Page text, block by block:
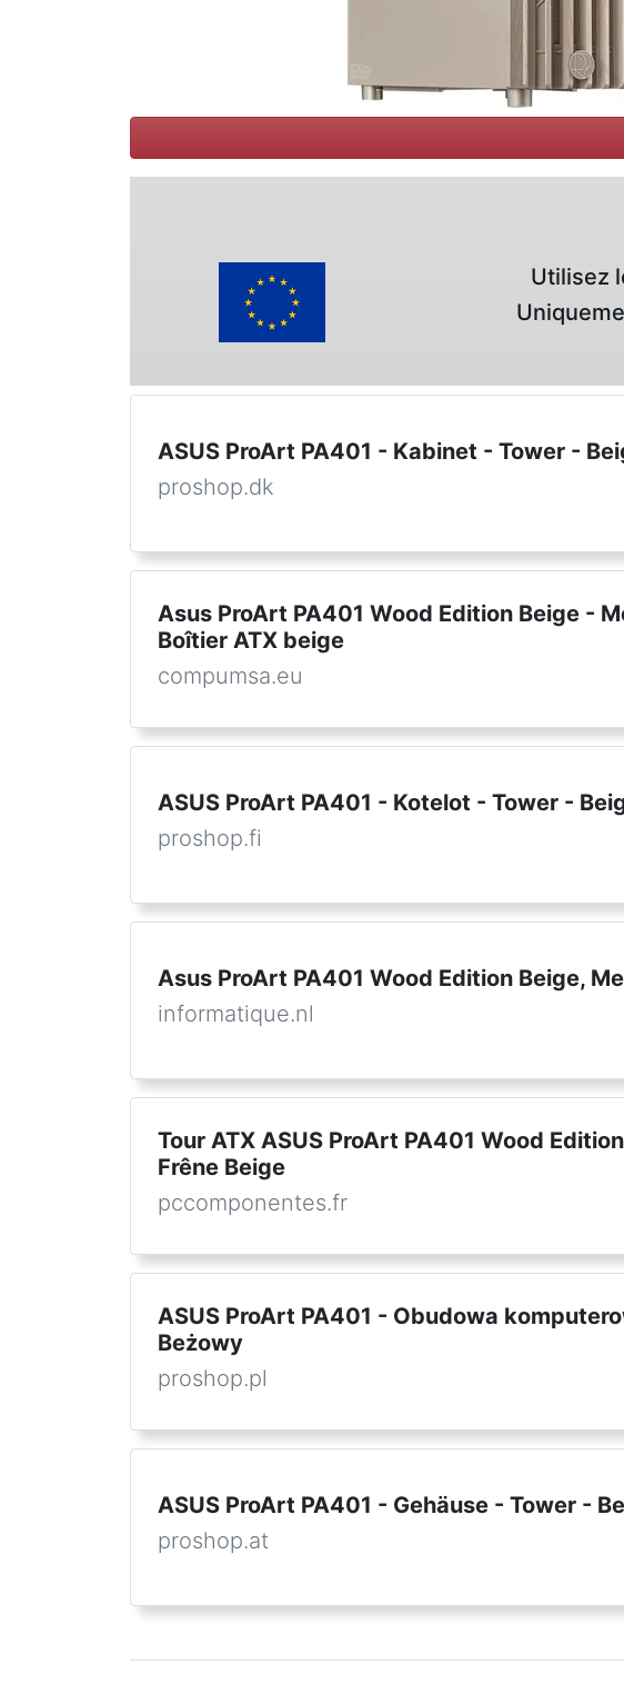
Utilisez
ASUS ProArt PA401 - Kabinet - Tower -
proshop.dk
Asus ProArt PA401 Wood Edition Beige -
Boîtier ATX beige
compumsa.eu
ASUS ProArt PA401 - Kotelot - Tower -
proshop.fi
Asus ProArt PA401 Wood Edition Beige, Me
informatique.nl
Tour ATX ASUS ProArt PA401 Wood
Frêne Beige
pccomponentes.fr
ASUS ProArt PA401 - Obudowa
Beżowy
proshop.pl
ASUS ProArt PA401 - Gehäuse - Tower -
proshop.at